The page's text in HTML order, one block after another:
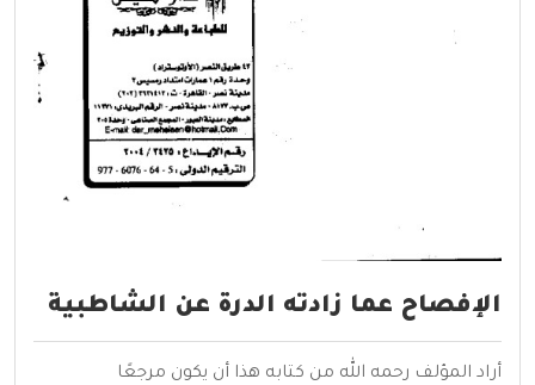
الإفصاح عما زادته الدرة عن الشاطبية
أراد المؤلف رحمه الله من كتابه هذا أن يكون مرجعًا